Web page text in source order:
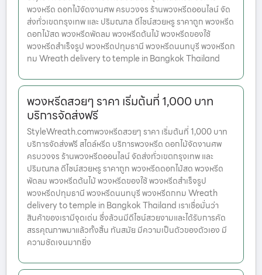
พวงหรีด ดอกไม้จัดงานศพ ครบวงจร ร้านพวงหรีดออนไลน์ จัด
ส่งทั่วเขตกรุงเทพ และ ปริมณฑล ดีไซน์สวยหรู ราคาถูก พวงหรีด
ดอกไม้สด พวงหรีดพัดลม พวงหรีดต้นไม้ พวงหรีดของใช้
พวงหรีดสำเร็จรูป พวงหรีดปทุมธานี พวงหรีดนนทบุรี พวงหรีดก
ทม Wreath delivery to temple in Bangkok Thailand
พวงหรีดสวยๆ ราคา เริ่มต้นที่ 1,000 บาท
บริการจัดส่งฟรี
StyleWreath.comพวงหรีดสวยๆ ราคา เริ่มต้นที่ 1,000 บาท
บริการจัดส่งฟรี สไตล์หรีด บริการพวงหรีด ดอกไม้จัดงานศพ
ครบวงจร ร้านพวงหรีดออนไลน์ จัดส่งทั่วเขตกรุงเทพ และ
ปริมณฑล ดีไซน์สวยหรู ราคาถูก พวงหรีดดอกไม้สด พวงหรีด
พัดลม พวงหรีดต้นไม้ พวงหรีดของใช้ พวงหรีดสำเร็จรูป
พวงหรีดปทุมธานี พวงหรีดนนทบุรี พวงหรีดกทม Wreath
delivery to temple in Bangkok Thailand เราเชื่อมั่นว่า
สินค้าของเรามีจุดเด่น ซึ่งล้วนมีดีไซน์สวยงามและได้รับการคัด
สรรคุณภาพมาแล้วทั้งสิ้น ทันสมัย มีความเป็นตัวของตัวเอง มี
ความชัดเจนมากยิ่ง